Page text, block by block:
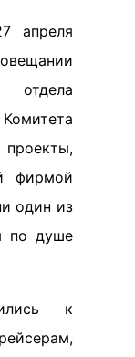
апреля
отдела
фирмой
один из
по душе
к